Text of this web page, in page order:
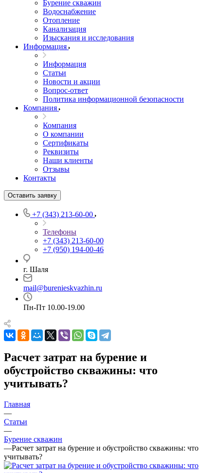
Бурение скважин
Водоснабжение
Отопление
Канализация
Изыскания и исследования
Информация
Информация
Статьи
Новости и акции
Вопрос-ответ
Политика информационной безопасности
Компания
Компания
О компании
Сертификаты
Реквизиты
Наши клиенты
Отзывы
Контакты
Оставить заявку
+7 (343) 213-60-00
Телефоны
+7 (343) 213-60-00
+7 (950) 194-00-46
г. Шаля
mail@burenieskvazhin.ru
Пн-Пт 10.00-19.00
Расчет затрат на бурение и
обустройство скважины: что
учитывать?
Главная
—
Статьи
—
Бурение скважин
—Расчет затрат на бурение и обустройство скважины: что
учитывать?